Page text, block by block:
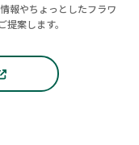
報やちょっとしたフラワ
案します。